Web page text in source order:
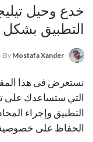
التطبيق بشكل
By Mostafa Xander
نستعرض فى هذا
التي ستساعدك على
التطبيق وإجراء
الحفاظ على خصوصية